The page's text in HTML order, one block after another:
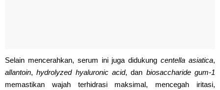
Selain mencerahkan, serum ini juga didukungcentella asiatica,
allantoin,hydrolyzed hyaluronic acid, dan biosaccharide gum-1
memastikan wajah terhidrasi maksimal, mencegah iritasi,